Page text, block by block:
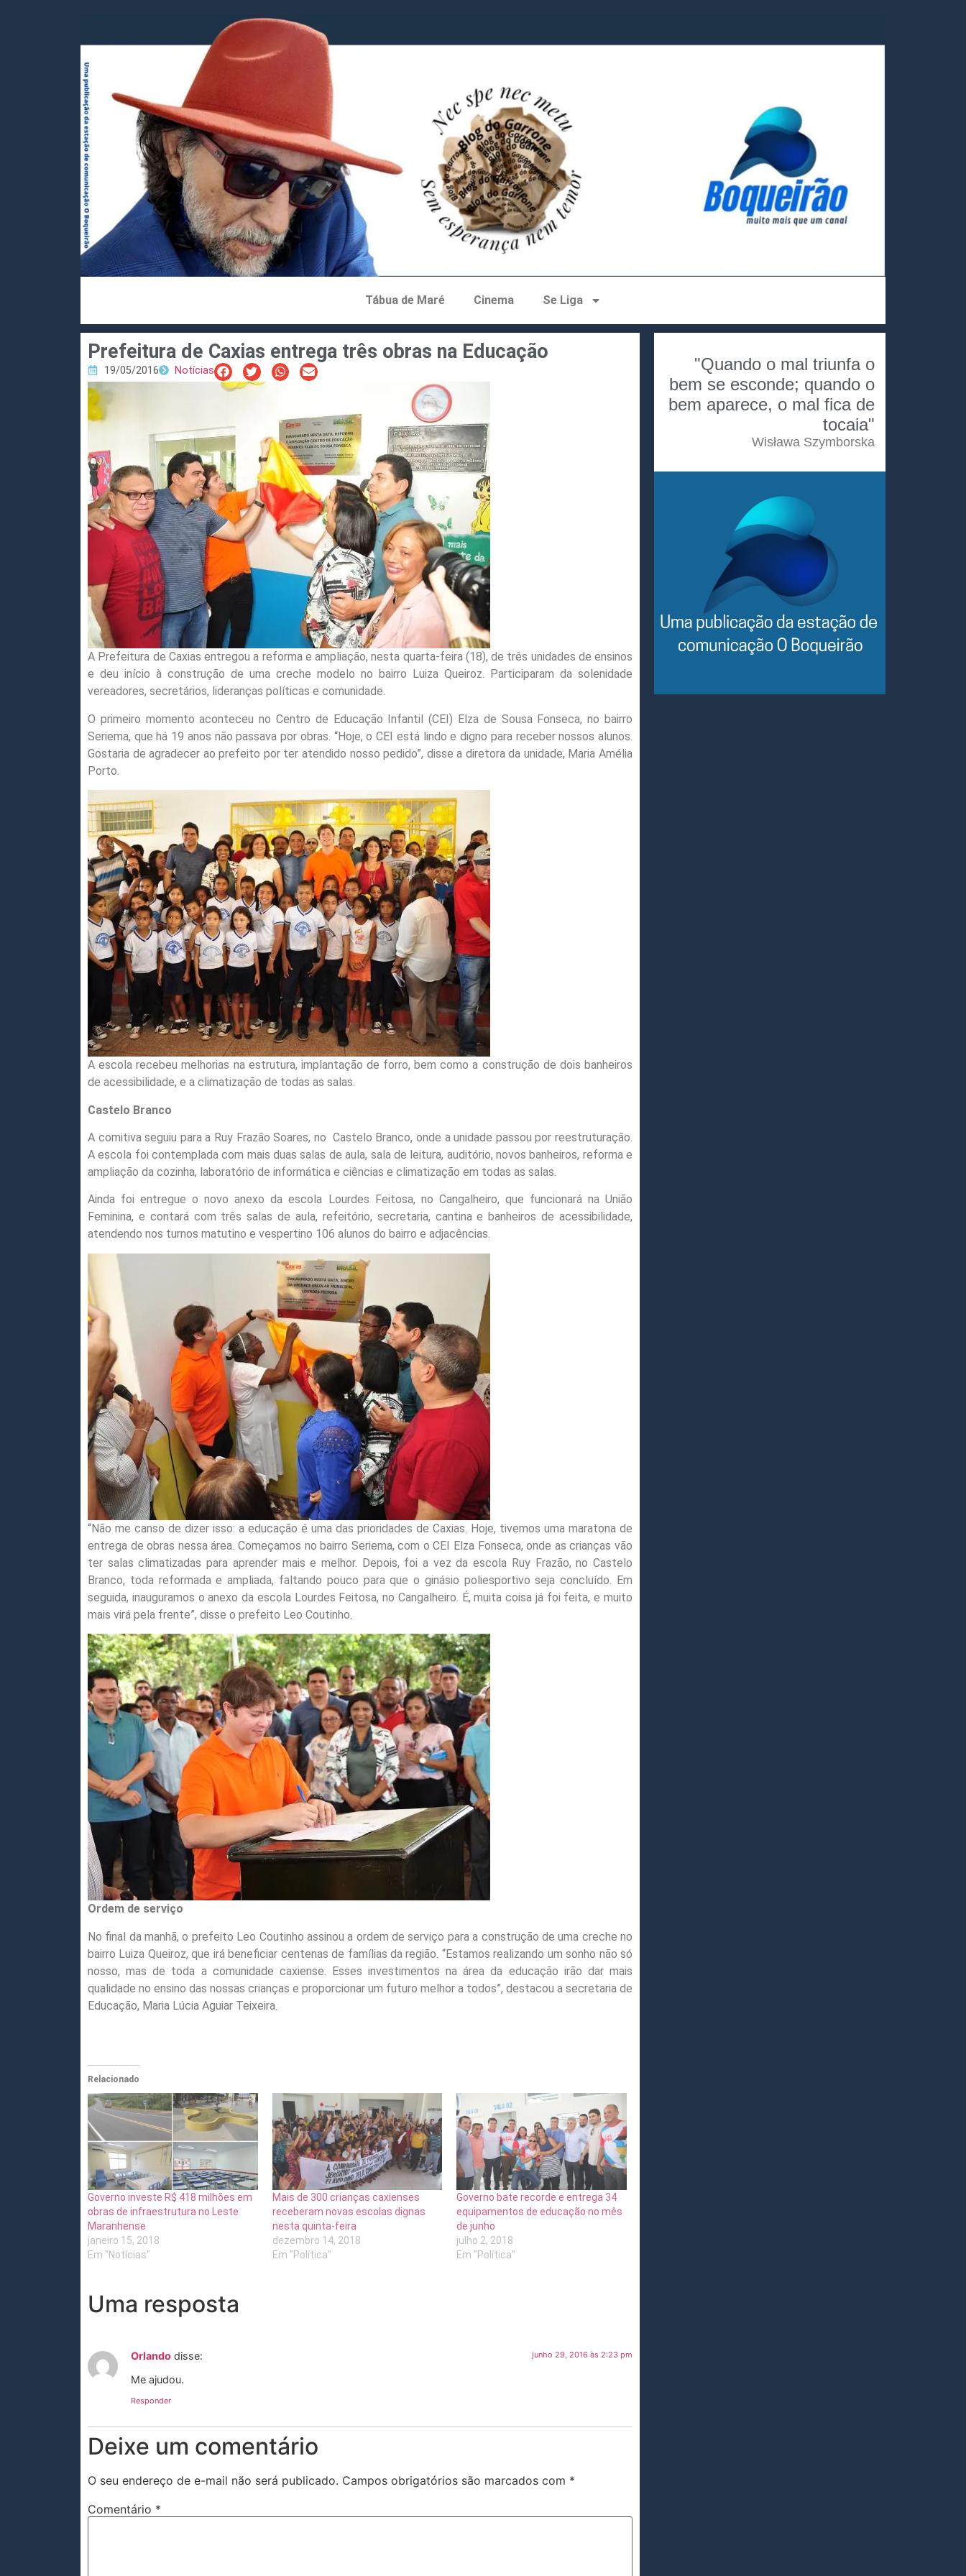
Tábua de Maré Cinema Se Liga
Prefeitura de Caxias entrega três obras na Educação
19/05/2016 Notícias
A Prefeitura de Caxias entregou a reforma e ampliação, nesta quarta-feira (18), de três unidades de ensinos
e deu início à construção de uma creche modelo no bairro Luiza Queiroz. Participaram da solenidade
vereadores, secretários, lideranças políticas e comunidade.
O primeiro momento aconteceu no Centro de Educação Infantil (CEI) Elza de Sousa Fonseca, no bairro
Seriema, que há 19 anos não passava por obras. “Hoje, o CEI está lindo e digno para receber nossos alunos.
Gostaria de agradecer ao prefeito por ter atendido nosso pedido”, disse a diretora da unidade, Maria Amélia
Porto.
A escola recebeu melhorias na estrutura, implantação de forro, bem como a construção de dois banheiros
de acessibilidade, e a climatização de todas as salas.
Castelo Branco
A comitiva seguiu para a Ruy Frazão Soares, no Castelo Branco, onde a unidade passou por reestruturação.
A escola foi contemplada com mais duas salas de aula, sala de leitura, auditório, novos banheiros, reforma e
ampliação da cozinha, laboratório de informática e ciências e climatização em todas as salas.
Ainda foi entregue o novo anexo da escola Lourdes Feitosa, no Cangalheiro, que funcionará na União
Feminina, e contará com três salas de aula, refeitório, secretaria, cantina e banheiros de acessibilidade,
atendendo nos turnos matutino e vespertino 106 alunos do bairro e adjacências.
“Não me canso de dizer isso: a educação é uma das prioridades de Caxias. Hoje, tivemos uma maratona de
entrega de obras nessa área. Começamos no bairro Seriema, com o CEI Elza Fonseca, onde as crianças vão
ter salas climatizadas para aprender mais e melhor. Depois, foi a vez da escola Ruy Frazão, no Castelo
Branco, toda reformada e ampliada, faltando pouco para que o ginásio poliesportivo seja concluído. Em
seguida, inauguramos o anexo da escola Lourdes Feitosa, no Cangalheiro. É, muita coisa já foi feita, e muito
mais virá pela frente”, disse o prefeito Leo Coutinho.
Ordem de serviço
No final da manhã, o prefeito Leo Coutinho assinou a ordem de serviço para a construção de uma creche no
bairro Luiza Queiroz, que irá beneficiar centenas de famílias da região. “Estamos realizando um sonho não só
nosso, mas de toda a comunidade caxiense. Esses investimentos na área da educação irão dar mais
qualidade no ensino das nossas crianças e proporcionar um futuro melhor a todos”, destacou a secretaria de
Educação, Maria Lúcia Aguiar Teixeira.
Relacionado
Governo investe R$ 418 milhões em
obras de infraestrutura no Leste
Maranhense
janeiro 15, 2018
Em "Notícias"
Mais de 300 crianças caxienses
receberam novas escolas dignas
nesta quinta-feira
dezembro 14, 2018
Em "Política"
Governo bate recorde e entrega 34
equipamentos de educação no mês
de junho
julho 2, 2018
Em "Política"
Uma resposta
Orlando disse: junho 29, 2016 às 2:23 pm
Me ajudou.
Responder
Deixe um comentário
O seu endereço de e-mail não será publicado. Campos obrigatórios são marcados com *
Comentário *
"Quando o mal triunfa o
bem se esconde; quando o
bem aparece, o mal fica de
tocaia"
Wisława Szymborska